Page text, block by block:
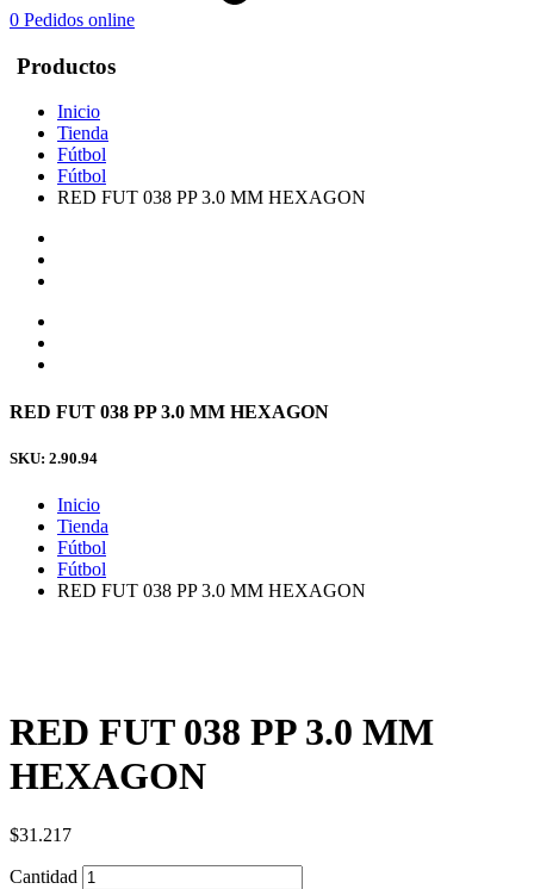
0 Pedidos online
Productos
Inicio
Tienda
Fútbol
Fútbol
RED FUT 038 PP 3.0 MM HEXAGON
RED FUT 038 PP 3.0 MM HEXAGON
SKU: 2.90.94
Inicio
Tienda
Fútbol
Fútbol
RED FUT 038 PP 3.0 MM HEXAGON
RED FUT 038 PP 3.0 MM
HEXAGON
$31.217
Cantidad